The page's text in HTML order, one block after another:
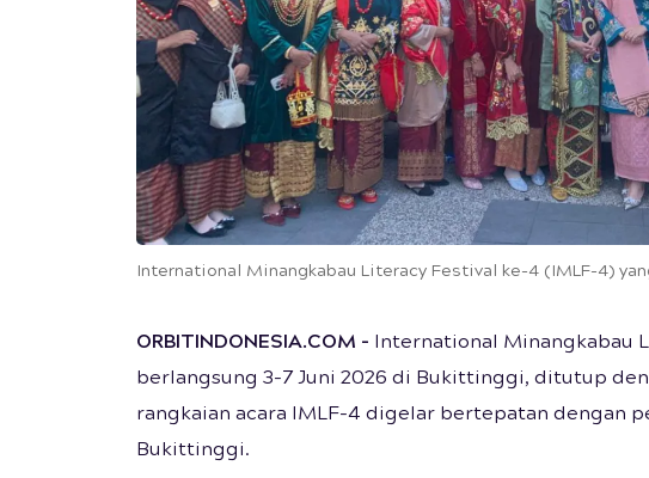
International Minangkabau Literacy Festival ke-4 (IMLF-4)
ORBITINDONESIA.COM – International Minangkabau
berlangsung 3-7 Juni 2026 di Bukittinggi, ditutup
rangkaian acara IMLF-4 digelar bertepatan dengan
Bukittinggi.